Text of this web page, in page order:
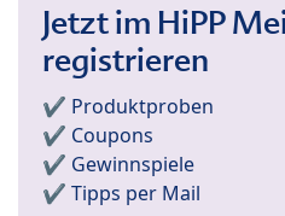
Jetzt im HiPP
registrieren
✔️ Produktproben
✔️ Coupons
✔️ Gewinnspiele
✔️ Tipps per Mail